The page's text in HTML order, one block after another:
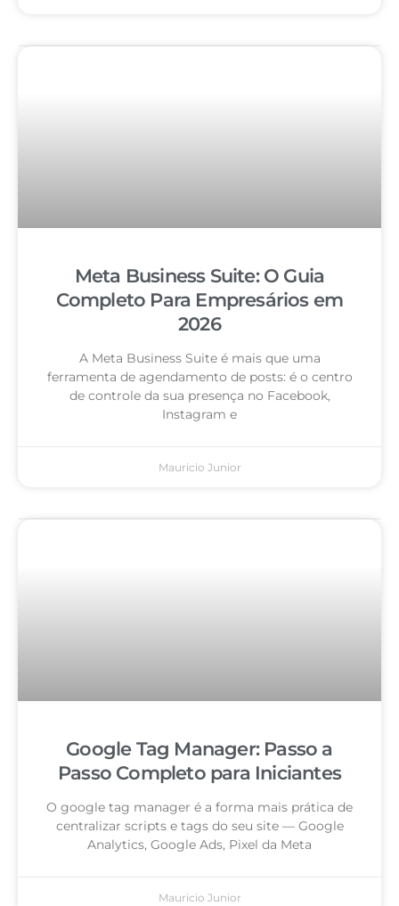
Meta Business Suite: O Guia
Completo Para Empresários em
2026
A Meta Business Suite é mais que uma
ferramenta de agendamento de posts: é o centro
de controle da sua presença no Facebook,
Instagram e
Mauricio Junior
Google Tag Manager: Passo a
Passo Completo para Iniciantes
O google tag manager é a forma mais prática de
centralizar scripts e tags do seu site — Google
Analytics, Google Ads, Pixel da Meta
Mauricio Junior